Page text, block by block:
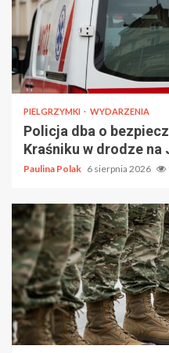
PIELGRZYMKI WYDARZENIA
Policja dba o
Kraśniku w drodze na
Paulina Polak 6 sierpnia 2026